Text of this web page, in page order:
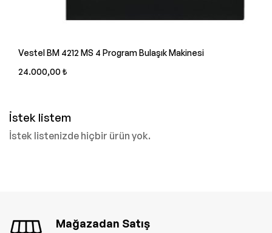
Vestel BM 4212 MS 4 Program Bulaşık Makinesi
24.000,00 ₺
İstek listem
İstek listenizde hiçbir ürün yok.
Mağazadan Satış